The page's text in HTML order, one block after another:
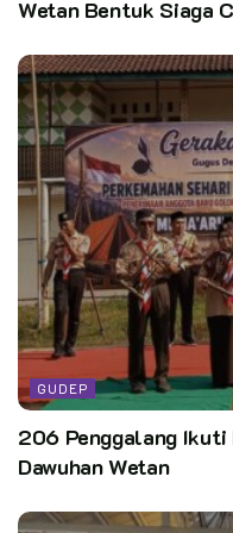
Editor: Pusdatin Kwarnas
Kata Kunci:
Bentuk Watak
Gelar LDK
Pramuka
Wetan Bentuk Siaga
GUDEP
206 Penggalang Ikuti
Dawuhan Wetan